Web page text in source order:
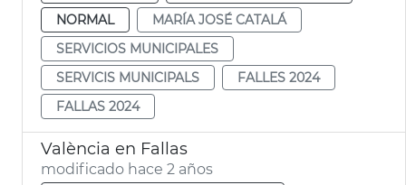
NORMAL
MARÍA JOSÉ CATALÁ
SERVICIOS MUNICIPALES
SERVICIS MUNICIPALS
FALLES 2024
FALLAS 2024
València en Fallas
modificado hace 2 años